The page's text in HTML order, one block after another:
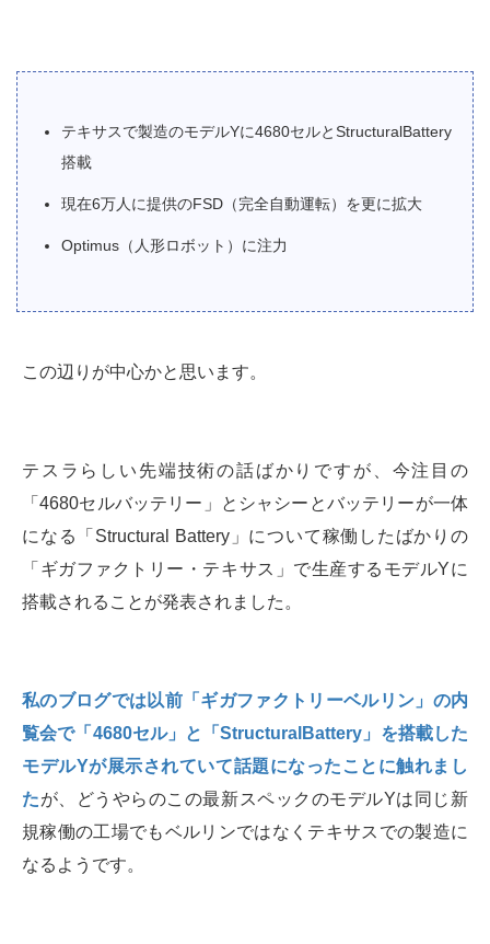
テキサスで製造のモデルYに4680セルとStructuralBattery
搭載
現在6万人に提供のFSD（完全自動運転）を更に拡大
Optimus（人形ロボット）に注力
この辺りが中心かと思います。
テスラらしい先端技術の話ばかりですが、今注目の
「4680セルバッテリー」とシャシーとバッテリーが一体
になる「Structural Battery」について稼働したばかりの
「ギガファクトリー・テキサス」で生産するモデルYに
搭載されることが発表されました。
私のブログでは以前「ギガファクトリーベルリン」の内
覧会で「4680セル」と「StructuralBattery」を搭載した
モデルYが展示されていて話題になったことに触れまし
たが、どうやらのこの最新スペックのモデルYは同じ新
規稼働の工場でもベルリンではなくテキサスでの製造に
なるようです。